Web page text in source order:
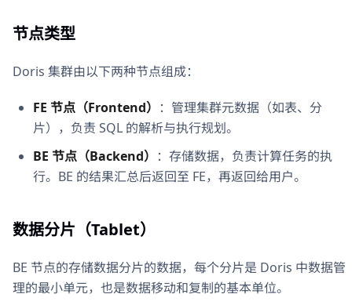
节点类型
Doris 集群由以下两种节点组成：
FE 节点（Frontend） ：管理集群元数据（如表、分
片），负责 SQL 的解析与执行规划。
BE 节点（Backend） ：存储数据，负责计算任务的执
行。BE 的结果汇总后返回至 FE，再返回给用户。
数据分片（Tablet）
BE 节点的存储数据分片的数据，每个分片是 Doris 中数据管
理的最小单元，也是数据移动和复制的基本单位。